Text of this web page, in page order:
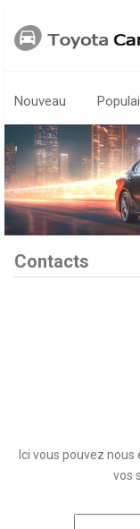
Nouveau
Contacts
Ici vous pouvez
vos